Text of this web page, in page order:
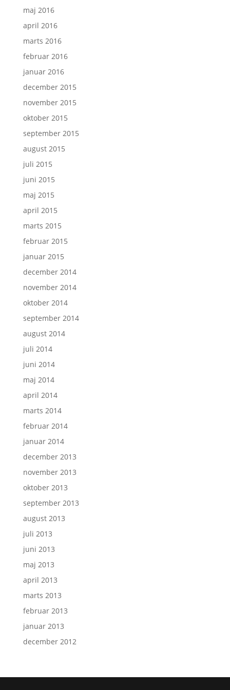
maj 2016
april 2016
marts 2016
februar 2016
januar 2016
december 2015
november 2015
oktober 2015
september 2015
august 2015
juli 2015
juni 2015
maj 2015
april 2015
marts 2015
februar 2015
januar 2015
december 2014
november 2014
oktober 2014
september 2014
august 2014
juli 2014
juni 2014
maj 2014
april 2014
marts 2014
februar 2014
januar 2014
december 2013
november 2013
oktober 2013
september 2013
august 2013
juli 2013
juni 2013
maj 2013
april 2013
marts 2013
februar 2013
januar 2013
december 2012